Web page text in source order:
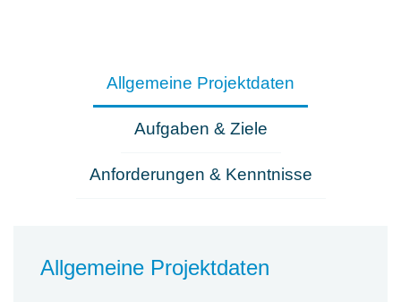
Allgemeine Projektdaten
Aufgaben & Ziele
Anforderungen & Kenntnisse
Allgemeine Projektdaten